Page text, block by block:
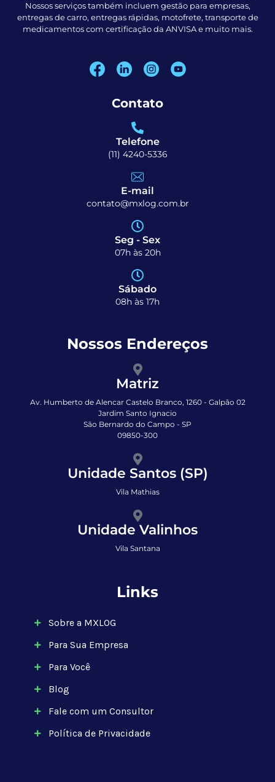
Nossos serviços também incluem gestão para empresas,
entregas de carro, entregas rápidas, motofrete, transporte de
medicamentos com certificação da ANVISA e muito mais.
Contato
Telefone
(11) 4240-5336
E-mail
contato@mxlog.com.br
Seg - Sex
07h às 20h
Sábado
08h às 17h
Nossos Endereços
Matriz
Av. Humberto de Alencar Castelo Branco, 1260 - Galpão 02
Jardim Santo Ignacio
São Bernardo do Campo - SP
09850-300
Unidade Santos (SP)
Vila Mathias
Unidade Valinhos
Vila Santana
Links
Sobre a MXLOG
Para Sua Empresa
Para Você
Blog
Fale com um Consultor
Política de Privacidade